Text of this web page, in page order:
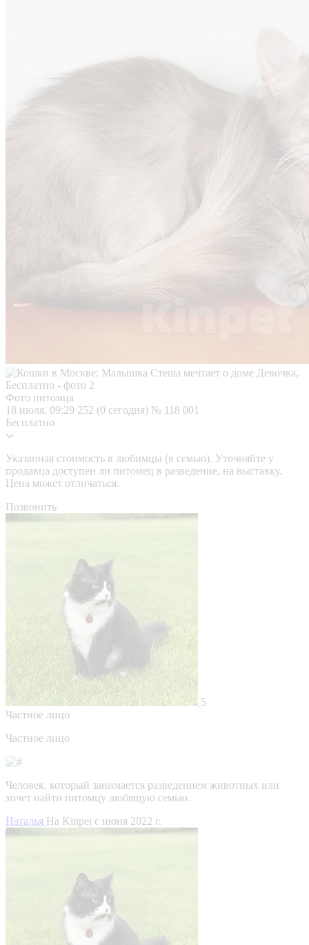
Фото питомца
18 июля, 09:29 252 (0 сегодня) № 118 001
Бесплатно
Указанная стоимость в любимцы (в семью). Уточняйте у
продавца доступен ли питомец в разведение, на выставку.
Цена может отличаться.
Позвонить
5
Частное лицо
Частное лицо
Человек, который занимается разведением животных или
хочет найти питомцу любящую семью.
Наталья На Kinpet c июня 2022 г.